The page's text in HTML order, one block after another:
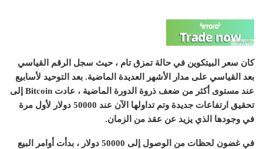
كان سعر البيتكوين في حالة تمزق تام ، حيث سجل الرقم القياسي
بعد القياسي على مدار الأشهر العديدة الماضية. بعد التوحيد لأسابيع
عند مستوى أكثر من ضعف ذروة الدورة الماضية ، عادت Bitcoin إلى
تحقيق ارتفاعات جديدة وتم تداولها الآن عند 50000 دولار لأول مرة
في وجودها الذي يزيد عن عقد من الزمان.
في غضون لحظات من الوصول إلى 50000 دولار ، بدأت أوامر البيع